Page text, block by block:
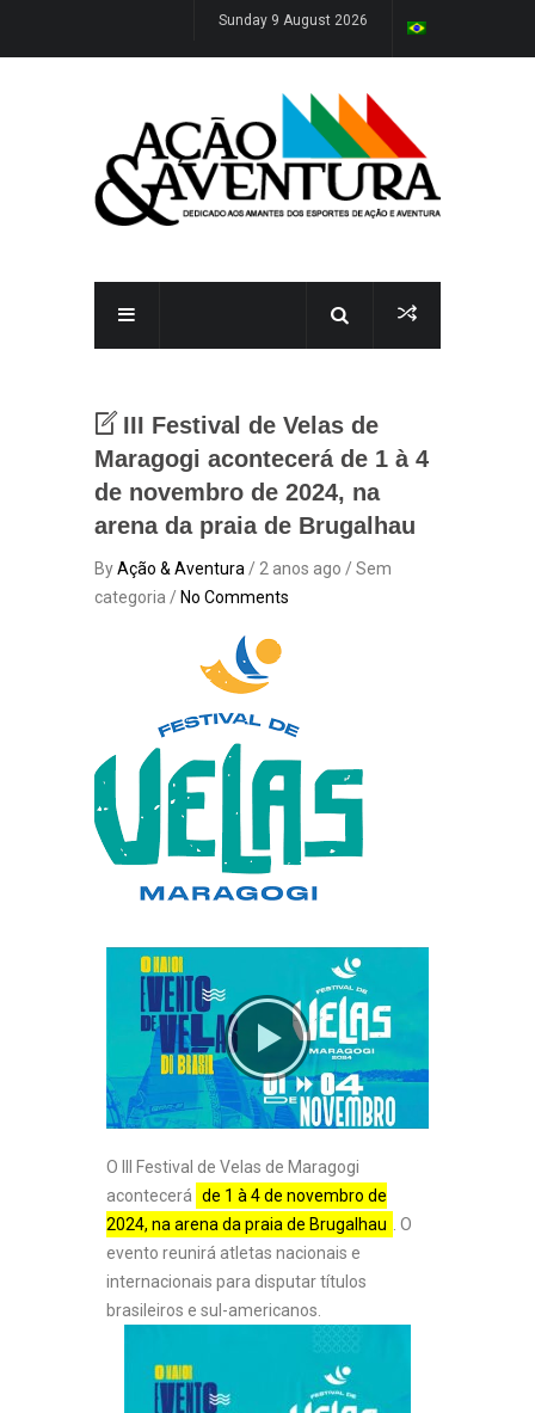
Sunday 9 August 2026
III Festival de Velas de
Maragogi acontecerá de 1 à 4
de novembro de 2024, na
arena da praia de Brugalhau
ByAção & Aventura / 2 anos ago / Sem
categoria / No Comments
O III Festival de Velas de Maragogi
acontecerá de 1 à 4 de novembro de
2024, na arena da praia de Brugalhau
. O
evento reunirá atletas nacionais e
internacionais para disputar títulos
brasileiros e sul-americanos.